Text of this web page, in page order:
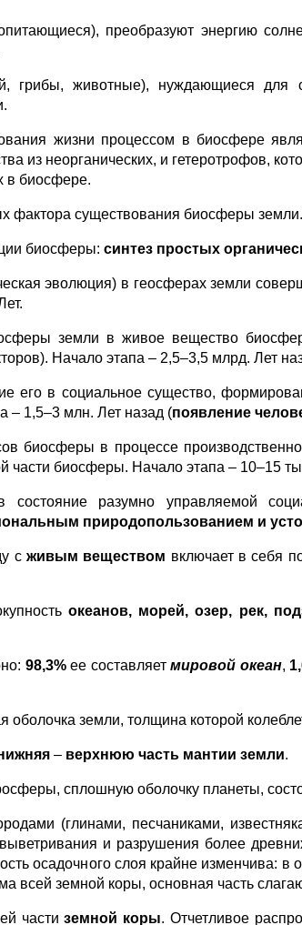
преобразуют энергию
грибы, животные), нуждающиеся для
жизни процессом в биосфере
из неорганических, и гетеротрофов,
в биосфере.
фактора существования биосферы земли.
биосферы: синтез простых
эволюция) в геосферах земли
земли в живое вещество
Начало этапа – 2,5–3,5 млрд. Лет
его в социальное существо,
– 1,5–3 млн. Лет назад (появление
биосферы в процессе
части биосферы. Начало этапа – 10–15
разумно управляемой
природопользованием и
сживым веществом включает в себя
океанов, морей, озер, рек,
98,3%ее составляет мировой океан,
оболочка земли, толщина которой
– верхнюю часть мантии земли.
сплошную оболочку планеты,
(глинами, песчаниками,
и разрушения более
осадочного слоя крайне изменчива: в
всей земной коры, основная часть
частиземной коры. Отчетливое